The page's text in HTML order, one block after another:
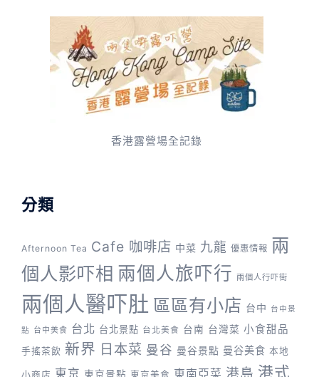
香港露營場全記錄
分類
Afternoon Tea Cafe 咖啡店 中菜 九龍 優惠情報 兩
個人影吓相 兩個人旅吓行 兩個人行吓街
兩個人醫吓肚 區區有小店 台中 台中景
點 台中美食 台北 台北景點 台北美食 台南 台灣菜 小食甜品
手搖茶飲 新界 日本菜 曼谷 曼谷景點 曼谷美食 本地
小商店 東京 東京景點 東京美食 東南亞菜 港島 港式